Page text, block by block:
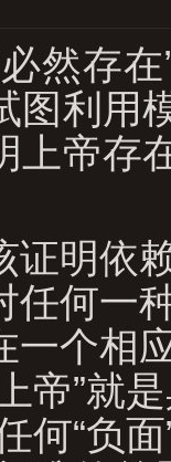
然存
图利用
上帝存
证明依
任何一
个相
帝”就
何“负